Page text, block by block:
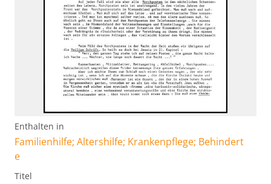
Enthalten in
Familienhilfe; Altershilfe; Krankenpflege; Behindert
e
Titel